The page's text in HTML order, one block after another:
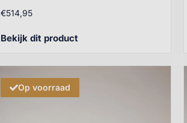
€514,95
Bekijk dit product
Op voorraad